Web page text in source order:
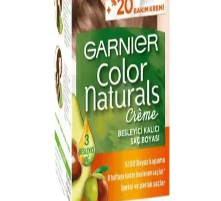
Kumral Tonlarda Doğal Saç Boyası Rehberi:
Uygulama ve Bakım İpuçları
Kumral tonlarda doğal saç boyası kullanımı, uygulama adımları ve
bakım önerileriyle saçlarınızı güzelleştirin. Doğal ve şık görünüm
için bilinçli seçimler yapın.
Küllü Bakır Saç Boyası: Modern ve Doğal
Görünüm İçin En İyi Seçenekler ve Bakım İpuçları
Küllü bakır saç boyası, modern ve şık görünüm arayanlar için doğal
ve kalıcı renk seçenekleri sunar. Renk çeşitleri ve bakım ipuçlarıyla
saçlarınız her zaman parlak ve sağlıklı kalır.
Garnier 1.0 Siyah Saç Boyası: Kalıcı ve Parlak
Siyah Renk Sağlayan Güvenilir Ürün
Garnier 1.0 Siyah Saç Boyası, uzun süre kalıcı ve parlak siyah renk
sağlar. Doğal görünüm ve güvenilirlik sunarken, kullanım sırasında
dikkatli olunması önemlidir.